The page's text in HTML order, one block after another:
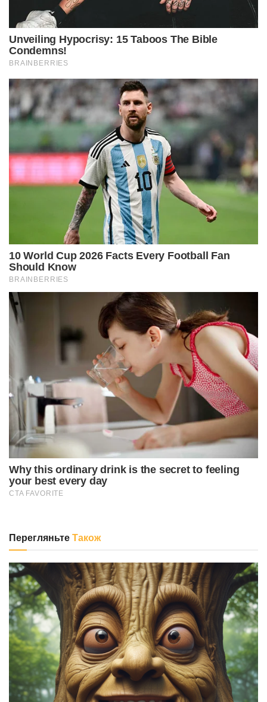
ПерегляньтеТакож